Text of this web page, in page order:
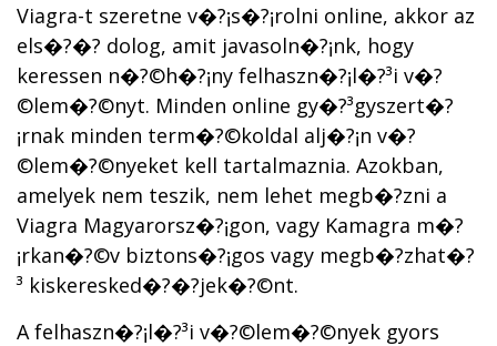
Viagra-t szeretne v�?¡s�?¡rolni online, akkor az
els�?�? dolog, amit javasoln�?¡nk, hogy
keressen n�?©h�?¡ny felhaszn�?¡l�?³i v�?
©lem�?©nyt. Minden online gy�?³gyszert�?
¡rnak minden term�?©koldal alj�?¡n v�?
©lem�?©nyeket kell tartalmaznia. Azokban,
amelyek nem teszik, nem lehet megb�?­zni a
Viagra Magyarorsz�?¡gon, vagy Kamagra m�?
¡rkan�?©v biztons�?¡gos vagy megb�?­zhat�?
³ kiskeresked�?�?jek�?©nt.
A felhaszn�?¡l�?³i v�?©lem�?©nyek gyors